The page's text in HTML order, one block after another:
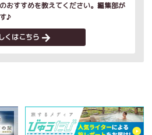
おすすめを教えてください。編集部が
♪
くはこちら